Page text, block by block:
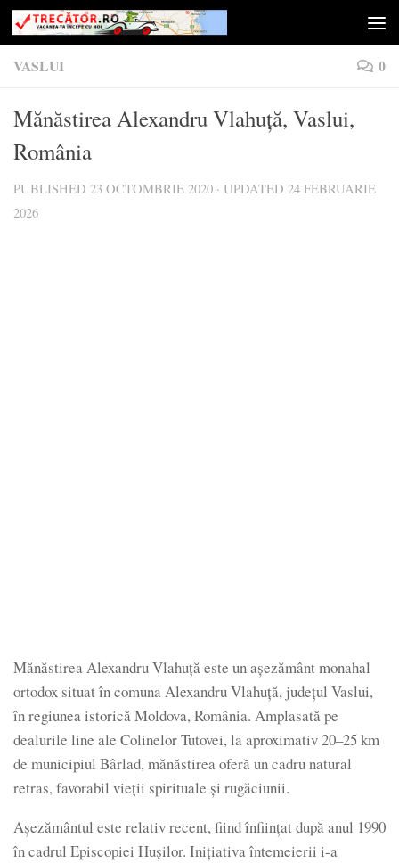
Skip to content
VASLUI 0
Mănăstirea Alexandru Vlahuță, Vaslui,
România
PUBLISHED 23 OCTOMBRIE 2020 · UPDATED 24 FEBRUARIE
2026
Mănăstirea Alexandru Vlahuță este un așezământ monahal
ortodox situat în comuna Alexandru Vlahuță, județul Vaslui,
în regiunea istorică Moldova, România. Amplasată pe
dealurile line ale Colinelor Tutovei, la aproximativ 20–25 km
de municipiul Bârlad, mănăstirea oferă un cadru natural
retras, favorabil vieții spirituale și rugăciunii.
Așezământul este relativ recent, fiind înființat după anul 1990
în cadrul Episcopiei Hușilor. Inițiativa întemeierii i-a